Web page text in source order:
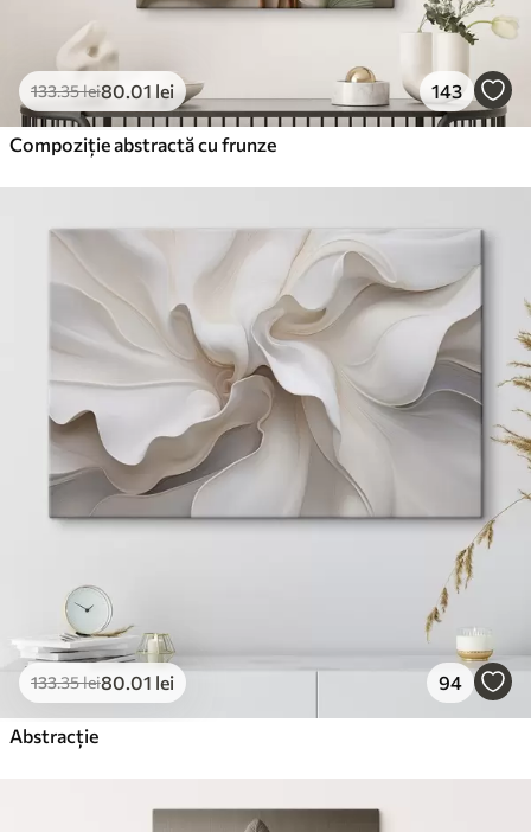
133.35lei80.01 lei 143
Compoziție abstractă cu frunze
133.35lei80.01 lei 94
Abstracție